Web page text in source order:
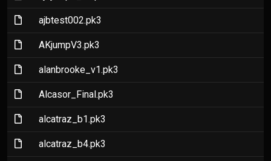
(File)ajbtest002.pk3
(File)AKjumpV3.pk3
(File)alanbrooke_v1.pk3
(File)Alcasor_Final.pk3
(File)alcatraz_b1.pk3
(File)alcatraz_b4.pk3